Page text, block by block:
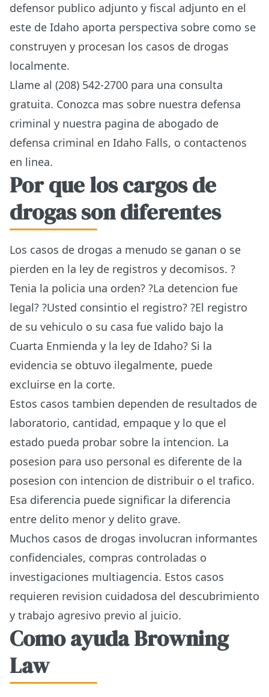
defensor publico adjunto y fiscal adjunto en el
este de Idaho aporta perspectiva sobre como se
construyen y procesan los casos de drogas
localmente.
Llame al (208) 542-2700 para una consulta
gratuita. Conozca mas sobre nuestra defensa
criminal y nuestra pagina de abogado de
defensa criminal en Idaho Falls, o contactenos
en linea.
Por que los cargos de
drogas son diferentes
Los casos de drogas a menudo se ganan o se
pierden en la ley de registros y decomisos. ?
Tenia la policia una orden? ?La detencion fue
legal? ?Usted consintio el registro? ?El registro
de su vehiculo o su casa fue valido bajo la
Cuarta Enmienda y la ley de Idaho? Si la
evidencia se obtuvo ilegalmente, puede
excluirse en la corte.
Estos casos tambien dependen de resultados de
laboratorio, cantidad, empaque y lo que el
estado pueda probar sobre la intencion. La
posesion para uso personal es diferente de la
posesion con intencion de distribuir o el trafico.
Esa diferencia puede significar la diferencia
entre delito menor y delito grave.
Muchos casos de drogas involucran informantes
confidenciales, compras controladas o
investigaciones multiagencia. Estos casos
requieren revision cuidadosa del descubrimiento
y trabajo agresivo previo al juicio.
Como ayuda Browning
Law